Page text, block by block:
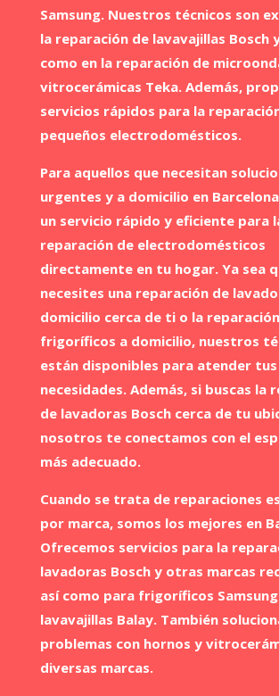
Samsung. Nuestros técnicos son
la reparación de lavavajillas Bosch
como en la reparación de
vitrocerámicas Teka. Además,
servicios rápidos para la
pequeños electrodomésticos.
Para aquellos que necesitan
urgentes y a domicilio en
un servicio rápido y eficiente para
reparación de electrodomésticos
directamente en tu hogar. Ya sea
necesites una reparación de
domicilio cerca de ti o la
frigoríficos a domicilio, nuestros
están disponibles para atender tus
necesidades. Además, si buscas la
de lavadoras Bosch cerca de tu
nosotros te conectamos con el
más adecuado.
Cuando se trata de reparaciones
por marca, somos los mejores en
Ofrecemos servicios para la
lavadoras Bosch y otras marcas
así como para frigoríficos
lavavajillas Balay. También
problemas con hornos y
diversas marcas.